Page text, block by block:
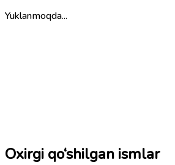
Yuklanmoqda...
Oxirgi qo‘shilgan ismlar